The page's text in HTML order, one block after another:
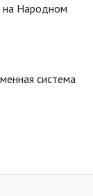
Народном
система